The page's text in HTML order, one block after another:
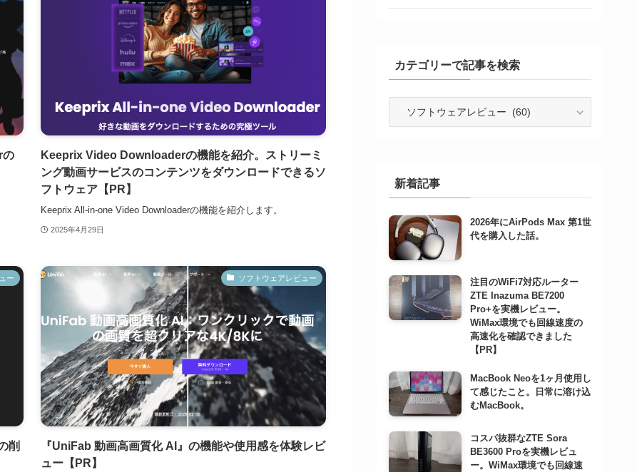
の
Keeprix Video Downloaderの機能を紹介。ストリーミ
ング動画サービスのコンテンツをダウンロードできるソ
フトウェア【PR】
Keeprix All-in-one Video Downloaderの機能を紹介します。
2025年4月29日
ー
削
ソフトウェアレビュー
『UniFab 動画高画質化 AI』の機能や使用感を体験レビ
ュー【PR】
カテゴリーで記事を検索
で
記
事
を
検
索
新着記事
2026年にAirPods Max 第1世
代を購入した話。
注目のWiFi7対応ルーター
ZTE Inazuma BE7200
Pro+を実機レビュー。
WiMax環境でも回線速度の
高速化を確認できました
【PR】
MacBook Neoを1ヶ月使用し
て感じたこと。日常に溶け込
むMacBook。
コスパ抜群なZTE Sora
BE3600 Proを実機レビュ
ー。WiMax環境でも回線速